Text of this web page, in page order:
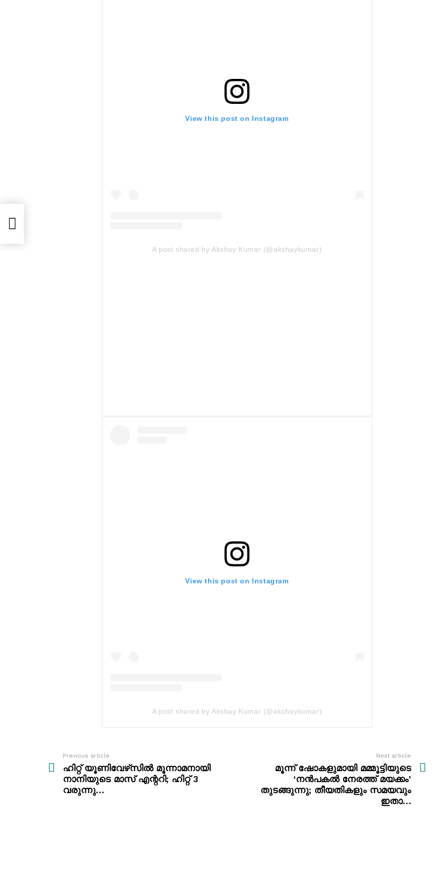
View this post on Instagram
A post shared by Akshay Kumar (@akshaykumar)
View this post on Instagram
A post shared by Akshay Kumar (@akshaykumar)
more
Previous article
ഹിറ്റ് യൂണിവേഴ്‌സിൽ മൂന്നാമനായി
നാനിയുടെ മാസ് എന്ററി; ഹിറ്റ് 3
വരുന്നു…
Next article
മൂന്ന് ഷോകളുമായി മമ്മൂട്ടിയുടെ
‘നൻപകൽ നേരത്ത് മയക്കം’
തുടങ്ങുന്നു; തീയതികളും സമയവും
ഇതാ…